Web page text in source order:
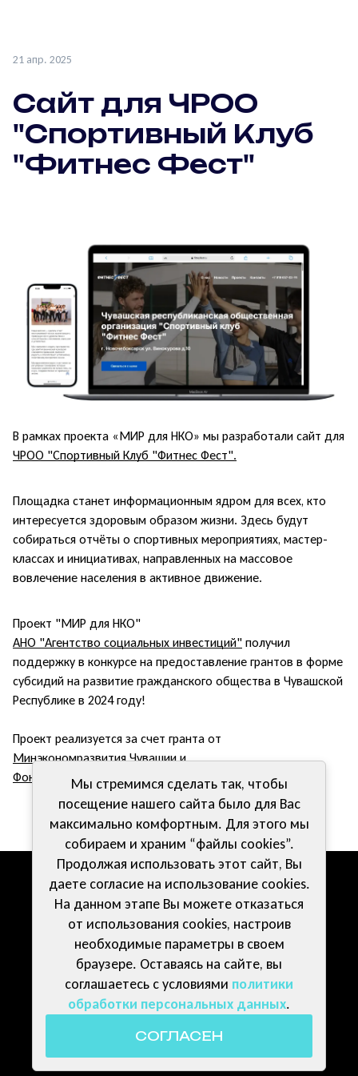
Мы стремимся сделать так, чтобы
посещение нашего сайта было для Вас
максимально комфортным. Для этого мы
собираем и храним “файлы cookies”.
Продолжая использовать этот сайт, Вы
даете согласие на использование cookies.
На данном этапе Вы можете отказаться
от использования cookies, настроив
необходимые параметры в своем
браузере. Оставаясь на сайте, вы
соглашаетесь с условиями политики
обработки персональных данных.
СОГЛАСЕН
21 апр. 2025
Сайт для ЧРОО
"Спортивный Клуб
"Фитнес Фест"
В рамках проекта «МИР для НКО» мы разработали сайт для
ЧРОО "Спортивный Клуб "Фитнес Фест".
Площадка станет информационным ядром для всех, кто
интересуется здоровым образом жизни. Здесь будут
собираться отчёты о спортивных мероприятиях, мастер-
классах и инициативах, направленных на массовое
вовлечение населения в активное движение.
Проект "МИР для НКО"
АНО "Агентство социальных инвестиций" получил
поддержку в конкурсе на предоставление грантов в форме
субсидий на развитие гражданского общества в Чувашской
Республике в 2024 году!
Проект реализуется за счет гранта от
Минэкономразвития Чувашиии
Фонда Президентских грантов
© 2024 АНО «МИР»
Политика обработки персональных данных
Публичная оферта договора
КомпетенцииДокументы
ВолонтерамКонтакты